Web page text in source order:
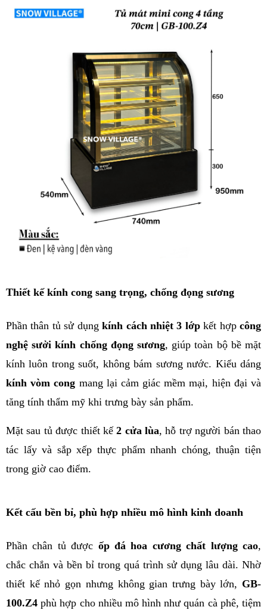
Thiết kế kính cong sang trọng, chống đọng sương
Phần thân tủ sử dụng kính cách nhiệt 3 lớp kết hợp công
nghệ sưởi kính chống đọng sương, giúp toàn bộ bề mặt
kính vòm cong mang lại cảm giác mềm mại, hiện đại và
tăng tính thẩm mỹ khi trưng bày sản phẩm.
Mặt sau tủ được thiết kế 2 cửa lùa, hỗ trợ người bán thao
tác lấy và sắp xếp thực phẩm nhanh chóng, thuận tiện
trong giờ cao điểm.
Kết cấu bền bỉ, phù hợp nhiều mô hình kinh doanh
Phần chân tủ được ốp đá hoa cương chất lượng cao,
chắc chắn và bền bỉ trong quá trình sử dụng lâu dài. Nhờ
thiết kế nhỏ gọn nhưng không gian trưng bày lớn, GB-
100.Z4 phù hợp cho nhiều mô hình như quán cà phê, tiệm